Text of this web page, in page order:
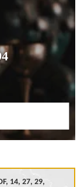
14, 27, 29,